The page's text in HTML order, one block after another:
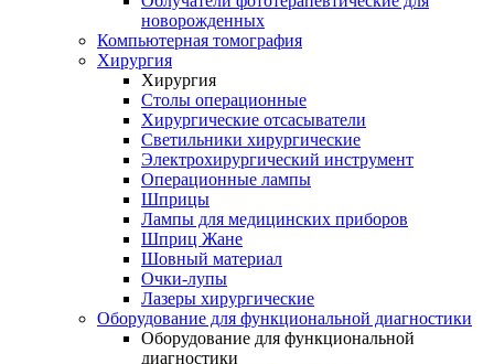
новорожденных
Компьютерная томография
Хирургия
Хирургия
Столы операционные
Хирургические отсасыватели
Светильники хирургические
Электрохирургический инструмент
Операционные лампы
Шприцы
Лампы для медицинских приборов
Шприц Жане
Шовный материал
Очки-лупы
Лазеры хирургические
Оборудование для функциональной диагностики
Оборудование для функциональной
диагностики